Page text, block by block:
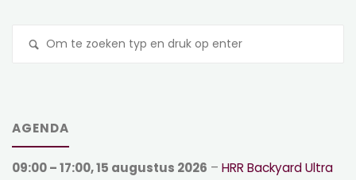
AGENDA
09:00– 17:00,15 augustus 2026 –HRR Backyard Ultra